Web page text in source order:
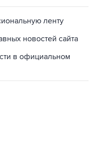
ленту
новостей сайта
в официальном